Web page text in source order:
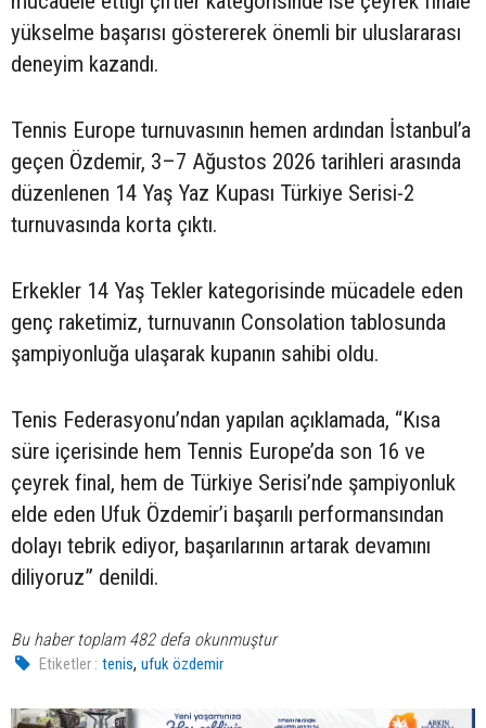
yükselme başarısı göstererek önemli bir uluslararası
deneyim kazandı.
Tennis Europe turnuvasının hemen ardından İstanbul’a
geçen Özdemir, 3–7 Ağustos 2026 tarihleri arasında
düzenlenen 14 Yaş Yaz Kupası Türkiye Serisi-2
turnuvasında korta çıktı.
Erkekler 14 Yaş Tekler kategorisinde mücadele eden
genç raketimiz, turnuvanın Consolation tablosunda
şampiyonluğa ulaşarak kupanın sahibi oldu.
Tenis Federasyonu’ndan yapılan açıklamada, “Kısa
süre içerisinde hem Tennis Europe’da son 16 ve
çeyrek final, hem de Türkiye Serisi’nde şampiyonluk
elde eden Ufuk Özdemir’i başarılı performansından
dolayı tebrik ediyor, başarılarının artarak devamını
diliyoruz” denildi.
Bu haber toplam 482 defa okunmuştur
Etiketler : tenis,ufuk özdemir